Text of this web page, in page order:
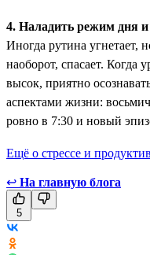
4. Наладить режим дня и
Иногда рутина угнетает,
наоборот, спасает. Когда
высок, приятно
аспектами жизни:
ровно в 7:30 и новый
Ещё о стрессе и
↩ На главную блога
5